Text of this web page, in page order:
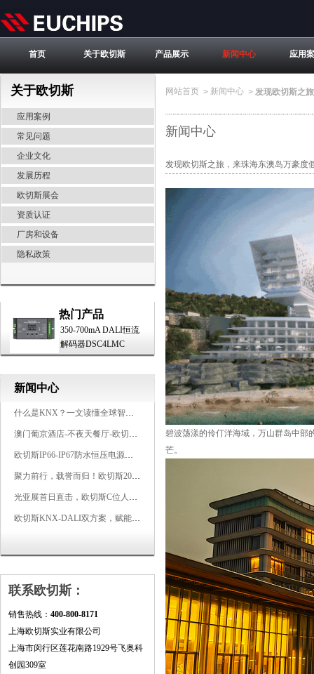
首页 关于欧切斯 产品展示 新闻中心 应用
关于欧切斯
应用案例
常见问题
企业文化
发展历程
欧切斯展会
资质认证
厂房和设备
隐私政策
热门产品
350-700mA DALI恒流
解码器DSC4LMC
新闻中心
什么是KNX？一文读懂全球智能建筑控制标准
澳门葡京酒店-不夜天餐厅-欧切斯KNX智能控制系统打造高端智慧空间
欧切斯IP66-IP67防水恒压电源，无惧风雨，智稳如一
聚力前行，载誉而归！欧切斯2026光亚展完美收官
光亚展首日直击，欧切斯C位人气爆棚-双奖加冕，实力再出圈
欧切斯KNX-DALI双方案，赋能广州有马空间日式轻奢静谧之光
联系欧切斯：
销售热线： 400-800-8171
上海欧切斯实业有限公司
上海市闵行区莲花南路1929号飞奥科
创园309室
网站首页 > 新闻中心 > 发现欧切斯之
新闻中心
发现欧切斯之旅，来珠海东澳岛万豪度
碧波荡漾的伶仃洋海域，万山群岛中部
芒。